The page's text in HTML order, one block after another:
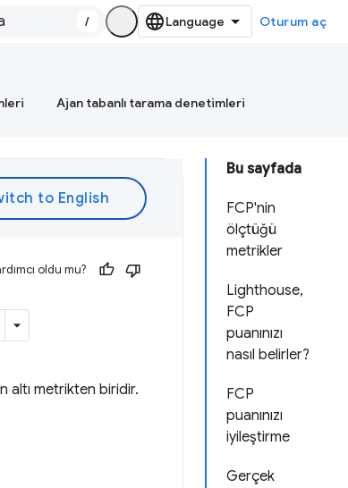
/ Oturum aç
Ajan tabanlı tarama denetimleri
Bu sayfada
FCP'nin
ölçtüğü
metrikler
Lighthouse,
FCP
puanınızı
nasıl belirler?
FCP
puanınızı
iyileştirme
Gerçek
oldu mu?
altı metrikten biridir.